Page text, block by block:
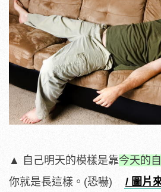
▲ 自己明天的模樣是靠今天的
你就是長這樣。(恐嚇) / 圖片